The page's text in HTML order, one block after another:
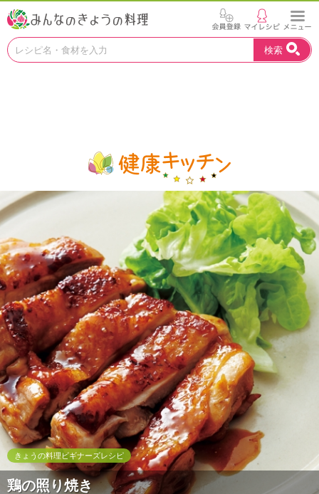
お
見
つ
う
。
N
H
K
エ
デ
ュ
ケ
ー
シ
ョ
ナ
ル
「
み
ん
な
の
検索
きょうの料理ビギナーズレシピ
鶏の照り焼き